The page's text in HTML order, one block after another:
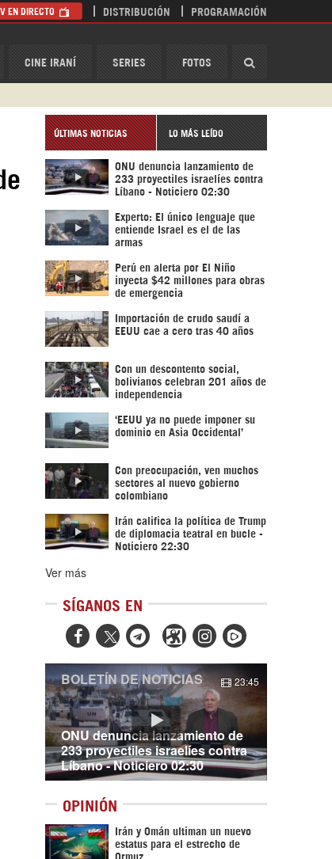
CINE IRANÍ SERIES FOTOS
EN DIRECTO DISTRIBUCIÓN PROGRAMACIÓN
ÚLTIMAS NOTICIAS LO MÁS LEÍDO
ONU denuncia lanzamiento de
233 proyectiles israelíes contra
Líbano - Noticiero 02:30
Experto: El único lenguaje que
entiende Israel es el de las
armas
Perú en alerta por El Niño
inyecta $42 millones para obras
de emergencia
Importación de crudo saudí a
EEUU cae a cero tras 40 años
Con un descontento social,
bolivianos celebran 201 años de
independencia
‘EEUU ya no puede imponer su
dominio en Asia Occidental’
Con preocupación, ven muchos
sectores al nuevo gobierno
colombiano
Irán califica la política de Trump
de diplomacia teatral en bucle -
Noticiero 22:30
Ver más
SÍGANOS EN
  
ONU denuncia lanzamiento de
233 proyectiles israelíes contra
Líbano - Noticiero 02:30
BOLETÍN DE NOTICIAS 23:45
OPINIÓN
Irán y Omán ultiman un nuevo
estatus para el estrecho de
Ormuz